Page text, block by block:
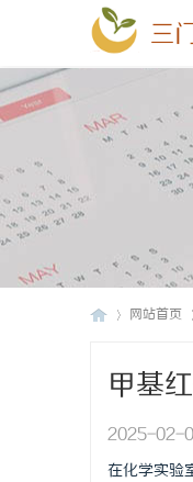
三
网站首页
甲基
2025-02-
在化学实验